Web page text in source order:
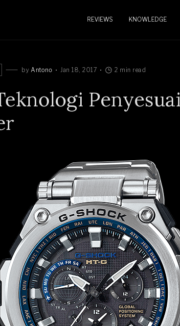
REVIEWS KNOWLEDGE
by Antono Jan 18, 2017 2 min read